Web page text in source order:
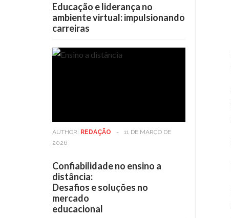
Educação e liderança no
ambiente virtual: impulsionando
carreiras
AUTHOR: REDAÇÃO -
11 DE MARÇO DE
2026
Confiabilidade no ensino a
distância:
Desafios e soluções no
mercado
educacional